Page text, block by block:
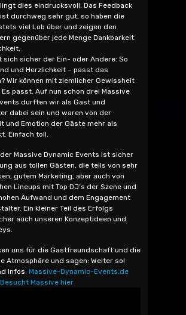
dies eindrucksvoll. Das Feedback
durchweg sehr gut, so haben die
viel Lob über und zeigen den
gegenüber jede Menge Dankbarkeit
sicher der Ein- oder Andere: So
und Herzlichkeit – passt das
Wir können mit ziemlicher Gewissheit
passt. Auf nun schon drei Massive
durften wir als Gast und
dabei sein und waren von der
und Emotion der Gäste mehr als
Einfach toll.
Massive Dynamic Events ist sicher
aus tollen Gästen, die teils von sehr
gutem Marketing, aber auch von
Lineups mit Top DJ’s der Szene und
Aufwand und dem Engagement
Ein kleiner Teil des Erfolgs
auch unseren Konzeptideen und
uns für die Gastfreundschaft und die
Atmosphäre und sagen: Weiter so!
Infos: Massive-Dynamic-Events.de
Besucht Massive hier